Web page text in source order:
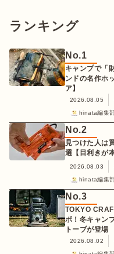
ランキング
No.1
キャンプで「
ンドの名作ホ
ア】
2026.08.05
hinata編集
No.2
見つけた人は
選【目利きが
2026.08.03
hinata編集
No.3
TOKYO
ボ！冬キャン
トーブが登場
2026.08.02